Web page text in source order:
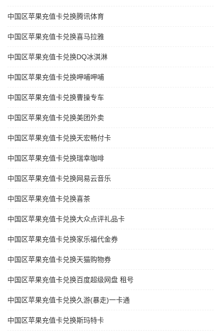
中国区苹果充值卡兑换腾讯体育
中国区苹果充值卡兑换喜马拉雅
中国区苹果充值卡兑换DQ冰淇淋
中国区苹果充值卡兑换呷哺呷哺
中国区苹果充值卡兑换曹操专车
中国区苹果充值卡兑换美团外卖
中国区苹果充值卡兑换天宏畅付卡
中国区苹果充值卡兑换瑞幸咖啡
中国区苹果充值卡兑换网易云音乐
中国区苹果充值卡兑换喜茶
中国区苹果充值卡兑换大众点评礼品卡
中国区苹果充值卡兑换家乐福代金券
中国区苹果充值卡兑换天猫购物券
中国区苹果充值卡兑换百度超级网盘 租号
中国区苹果充值卡兑换久游(暴走)一卡通
中国区苹果充值卡兑换斯玛特卡